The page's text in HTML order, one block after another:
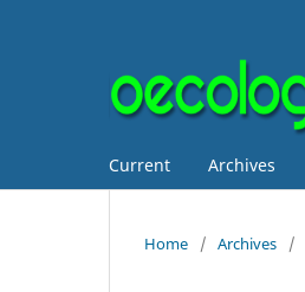
Current Archives
Home / Archives /